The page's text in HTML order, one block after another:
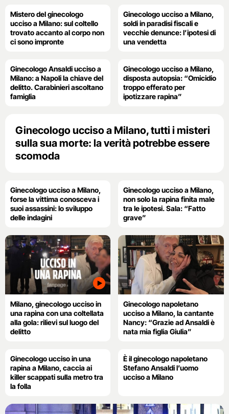
Mistero del ginecologo
ucciso a Milano: sul coltello
trovato accanto al corpo non
ci sono impronte
Ginecologo ucciso a Milano,
soldi in paradisi fiscali e
vecchie denunce: l’ipotesi di
una vendetta
Ginecologo Ansaldi ucciso a
Milano: a Napoli la chiave del
delitto. Carabinieri ascoltano
famiglia
Ginecologo ucciso a Milano,
disposta autopsia: “Omicidio
troppo efferato per
ipotizzare rapina”
Ginecologo ucciso a Milano, tutti i misteri
sulla sua morte: la verità potrebbe essere
scomoda
Ginecologo ucciso a Milano,
forse la vittima conosceva i
suoi assassini: lo sviluppo
delle indagini
Ginecologo ucciso a Milano,
non solo la rapina finita male
tra le ipotesi. Sala: “Fatto
grave”
Milano, ginecologo ucciso in
una rapina con una coltellata
alla gola: rilievi sul luogo del
delitto
Ginecologo napoletano
ucciso a Milano, la cantante
Nancy: “Grazie ad Ansaldi è
nata mia figlia Giulia”
Ginecologo ucciso in una
rapina a Milano, caccia ai
killer scappati sulla metro tra
la folla
È il ginecologo napoletano
Stefano Ansaldi l’uomo
ucciso a Milano